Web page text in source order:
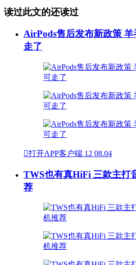
读过此文的还读过
AirPods售后发布新政策
走了
打开APP客户端 12 08.04
TWS也有真HiFi 三款主打
荐